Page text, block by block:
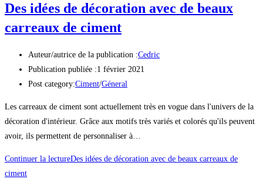
Des idées de décoration avec de beaux
carreaux de ciment
Auteur/autrice de la publication :Cedric
Publication publiée :1 février 2021
Post category:Ciment/Géneral
Les carreaux de ciment sont actuellement très en vogue dans l'univers de la
décoration d'intérieur. Grâce aux motifs très variés et colorés qu'ils peuvent
avoir, ils permettent de personnaliser à…
Continuer la lectureDes idées de décoration avec de beaux carreaux de
ciment